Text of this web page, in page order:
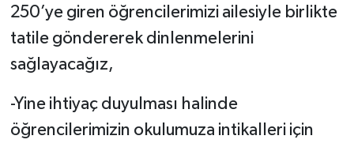
250’ye giren öğrencilerimizi ailesiyle birlikte
tatile göndererek dinlenmelerini
sağlayacağız,
-Yine ihtiyaç duyulması halinde
öğrencilerimizin okulumuza intikalleri için